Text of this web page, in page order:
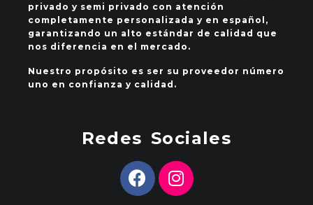
privado y semi privado con atención
completamente personalizada y en español,
garantizando un alto estándar de calidad que
nos diferencia en el mercado.
Nuestro propósito es ser su proveedor número
uno en confianza y calidad.
Redes Sociales